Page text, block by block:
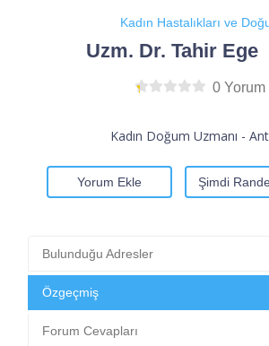
Kadın Hastalıkları ve
Uzm. Dr. Tahir Ege
0 Yorum
Kadın Doğum Uzmanı -
Yorum Ekle Şimdi
Bulunduğu Adresler
Özgeçmiş
Forum Cevapları